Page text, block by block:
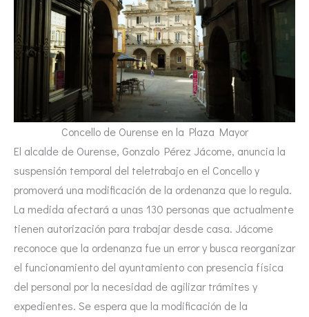
Concello de Ourense en la Plaza Mayor
El alcalde de Ourense, Gonzalo Pérez Jácome, anuncia la
suspensión temporal del teletrabajo en el Concello y
promoverá una modificación de la ordenanza que lo regula.
La medida afectará a unas 130 personas que actualmente
tienen autorización para trabajar desde casa. Jácome
reconoce que la ordenanza fue un error y busca reorganizar
el funcionamiento del ayuntamiento con presencia física
del personal por la necesidad de agilizar trámites y
expedientes. Se espera que la modificación de la